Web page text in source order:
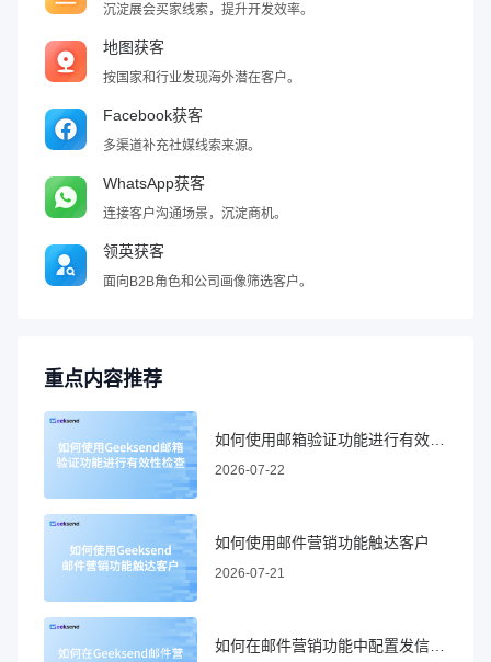
沉淀展会买家线索，提升开发效率。
地图获客
按国家和行业发现海外潜在客户。
Facebook获客
多渠道补充社媒线索来源。
WhatsApp获客
连接客户沟通场景，沉淀商机。
领英获客
面向B2B角色和公司画像筛选客户。
重点内容推荐
2026-07-22
如何使用邮件营销功能触达客户
2026-07-21